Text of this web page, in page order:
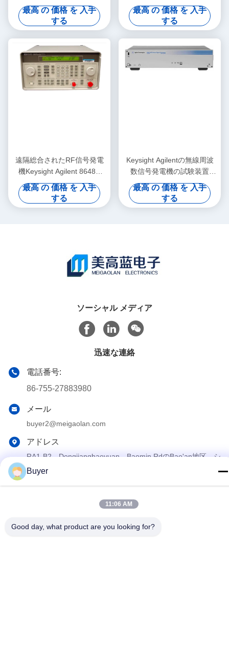
E8257D PSG
最高 の 価格 を 入手
する
生器 9 kHz～6 GHz ラックマ
ウント/ベンチトップ 低コス
ト
最高 の 価格 を 入手
する
遠隔総合されたRF信号発電
機Keysight Agilent 8648B
9kHz-2000MHz
最高 の 価格 を 入手
する
Keysight Agilentの無線周波
数信号発電機の試験装置
N5162A MXGは食べた
最高 の 価格 を 入手
する
ソーシャル メディア
迅速な連絡
電話番号:
86-755-27883980
メール
buyer2@meigaolan.com
アドレス
RA1-B2、Dongjianghaoyuan、Baomin RdのBao'an地区、シ
プライバシーポリシー
Shenzhen Meigaolan Electronic Instrument Co. Ltd すべての権利
Buyer
11:06 AM
Good day, what product are you looking for?